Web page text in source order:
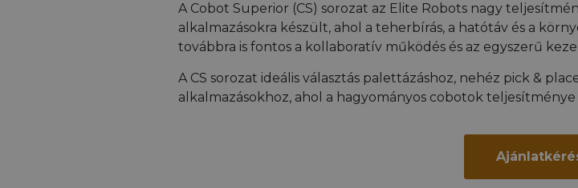
A Cobot Superior (CS) sorozat az Elite Robots nagy
alkalmazásokra készült, ahol a teherbírás, a hatótáv és a
továbbra is fontos a kollaboratív működés és az egyszerű
A CS sorozat ideális választás palettázáshoz, nehéz pick &
alkalmazásokhoz, ahol a hagyományos cobotok